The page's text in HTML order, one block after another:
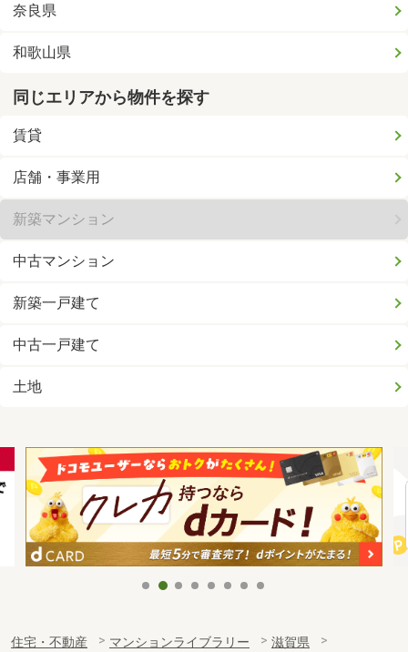
奈良県
和歌山県
同じエリアから物件を探す
賃貸
店舗・事業用
新築マンション
中古マンション
新築一戸建て
中古一戸建て
土地
住宅・不動産 マンションライブラリー
滋賀県